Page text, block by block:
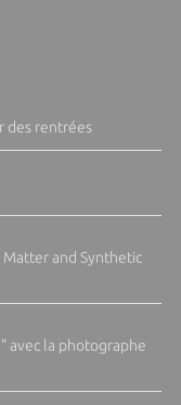
des rentrées
and Synthetic
avec la photographe